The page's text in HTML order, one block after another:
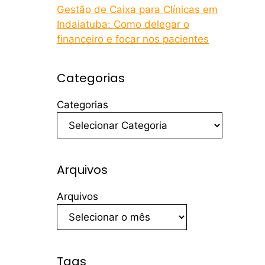
Gestão de Caixa para Clínicas em
Indaiatuba: Como delegar o
financeiro e focar nos pacientes
Categorias
Categorias
Arquivos
Arquivos
Tags